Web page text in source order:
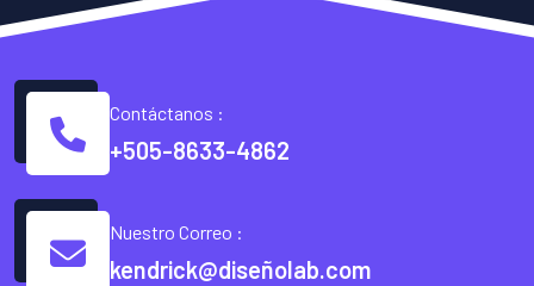
Contáctanos :
+505-8633-4862
Nuestro Correo :
kendrick@diseñolab.com